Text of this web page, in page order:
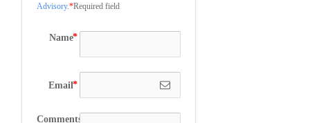
Advisory.*Required field
Name
Email
Comments